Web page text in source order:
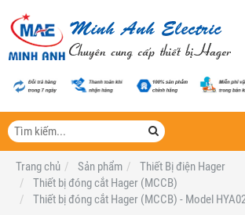
Trang chủ
Sản phẩm
Thiết Bị điện Hager
Thiết bị đóng cắt Hager (MCCB)
Thiết bị đóng cắt Hager (MCCB) - Model